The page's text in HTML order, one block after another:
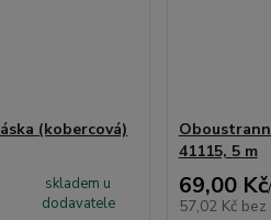
(kobercová)
skladem u
dodavatele
41115, 5 m
69,00 Kč/
57,02 Kč bez